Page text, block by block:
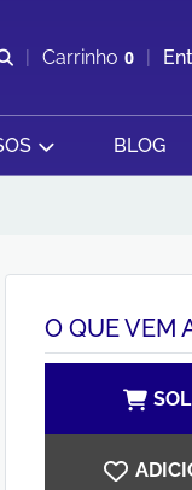
Abrir pesquisa
Carrinho 0
Exibir cesta
BLOG
O QUE VEM